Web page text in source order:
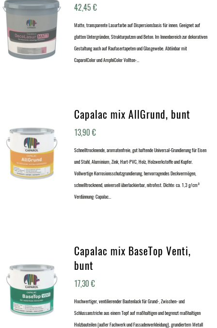
42,45€
Matte, transparente Lasurfarbe auf Dispersionsbasis für innen. Geeignet auf
glatten Untergründen, Strukturputzen und Beton. Im Innenbereich zur dekorativen
Gestaltung auch auf Raufasertapeten und Glasgewebe. Abtönbar mit
CaparolColor und AmphiColor Vollton-…
Capalac mix AllGrund, bunt
13,90€
Schnelltrocknende, aromatenfreie, gut haftende Universal-Grundierung für Eisen
und Stahl, Aluminium, Zink, Hart-PVC, Holz, Holzwerkstoffe und Kupfer.
Vollwertige Korrosionsschutzgrundierung, hervorragendes Deckvermögen,
schnelltrocknend, universell überlackierbar, nitrofest. Dichte: ca. 1,3 g/cm³
Verdünnung: Capalac…
Capalac mix BaseTop Venti,
bunt
17,30€
Hochwertiger, ventilierender Bautenlack für Grund-, Zwischen- und
Schlussanstriche aus einem Topf auf maßhaltigen und begrenzt maßhaltigen
Holzbauteilen (außer Fachwerk und Fassadenverkleidung), grundiertem Metall